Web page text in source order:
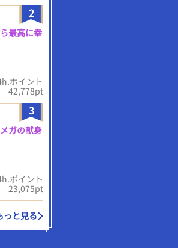
2
最高に幸
ポイント
42,778pt
3
ガの献身
ポイント
23,075pt
っと見る